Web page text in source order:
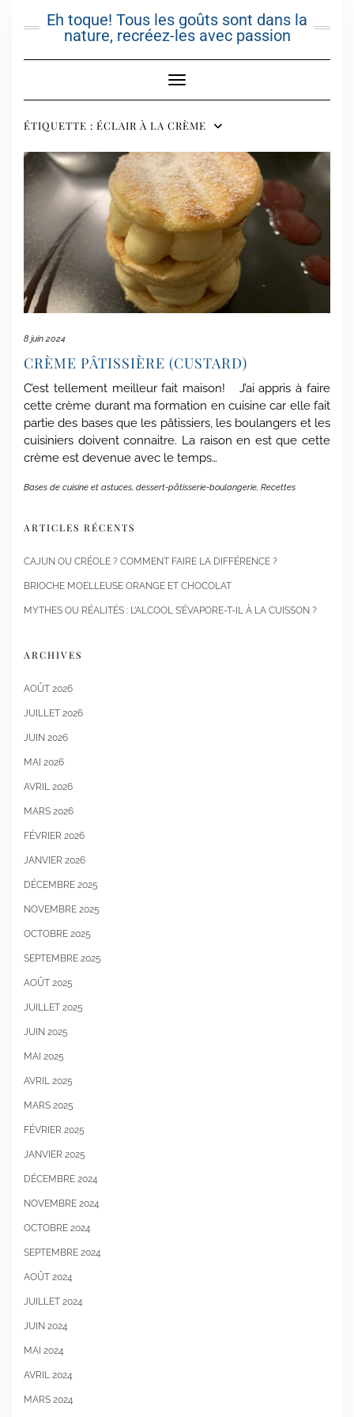
Eh toque! Tous les goûts sont dans la
nature, recréez-les avec passion
Toggle Navigation
ÉTIQUETTE : ÉCLAIR À LA CRÈME
8 juin 2024
CRÈME PÂTISSIÈRE (CUSTARD)
C’est tellement meilleur fait maison! J’ai appris à faire
cette crème durant ma formation en cuisine car elle fait
partie des bases que les pâtissiers, les boulangers et les
cuisiniers doivent connaitre. La raison en est que cette
crème est devenue avec le temps…
Bases de cuisine et astuces, dessert-pâtisserie-boulangerie, Recettes
ARTICLES RÉCENTS
CAJUN OU CRÉOLE ? COMMENT FAIRE LA DIFFÉRENCE ?
BRIOCHE MOELLEUSE ORANGE ET CHOCOLAT
MYTHES OU RÉALITÉS : L’ALCOOL S’ÉVAPORE-T-IL À LA CUISSON ?
ARCHIVES
AOÛT 2026
JUILLET 2026
JUIN 2026
MAI 2026
AVRIL 2026
MARS 2026
FÉVRIER 2026
JANVIER 2026
DÉCEMBRE 2025
NOVEMBRE 2025
OCTOBRE 2025
SEPTEMBRE 2025
AOÛT 2025
JUILLET 2025
JUIN 2025
MAI 2025
AVRIL 2025
MARS 2025
FÉVRIER 2025
JANVIER 2025
DÉCEMBRE 2024
NOVEMBRE 2024
OCTOBRE 2024
SEPTEMBRE 2024
AOÛT 2024
JUILLET 2024
JUIN 2024
MAI 2024
AVRIL 2024
MARS 2024